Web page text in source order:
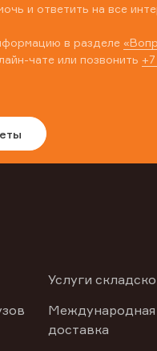
и ответить на все
в разделе
чате или позвонить
Услуги
Международная
доставка